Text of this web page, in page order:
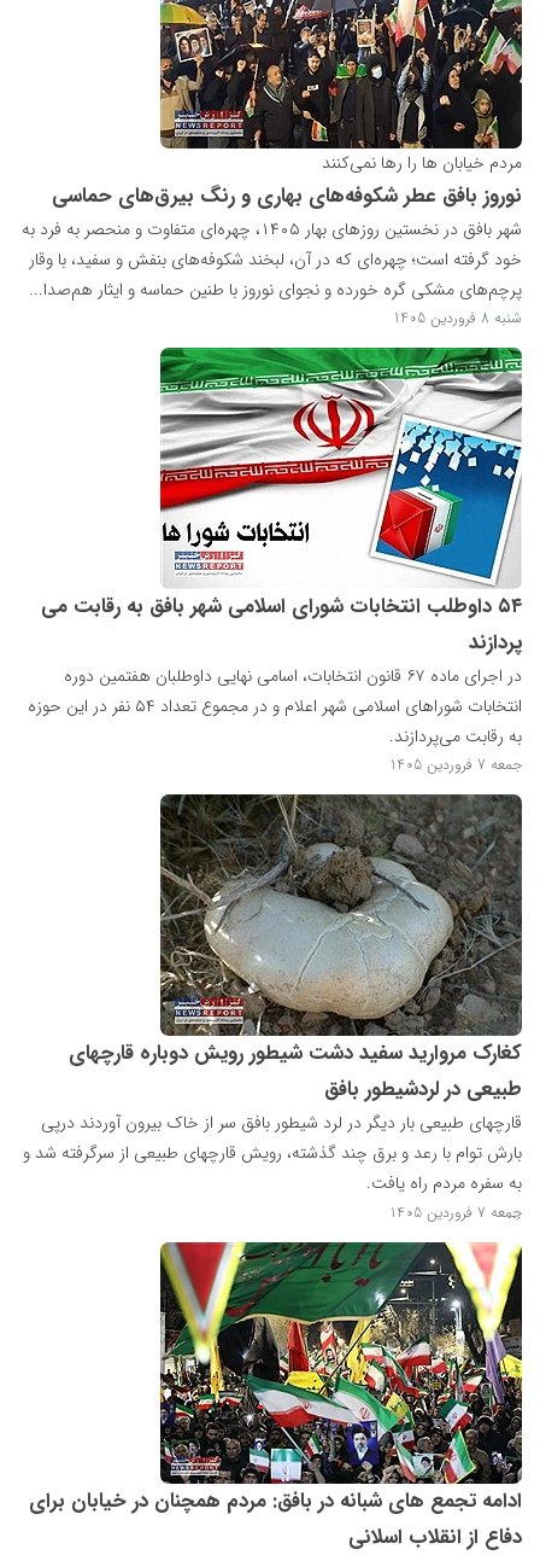
مردم خیابان ها را رها نمی‌کنند
نوروز بافق عطر شکوفه‌های بهاری و رنگ بیرق‌های حماسی
شهر بافق در نخستین روزهای بهار ۱۴۰۵، چهره‌ای متفاوت و منحصر به‌ فرد به
خود گرفته است؛ چهره‌ای که در آن، لبخند شکوفه‌های بنفش و سفید، با وقار
پرچم‌های مشکی گره خورده و نجوای نوروز با طنین حماسه و ایثار هم‌صدا...
شنبه 8 فروردین 1405
۵۴ داوطلب انتخابات شورای اسلامی شهر بافق به رقابت می
پردازند
در اجرای ماده ۶۷ قانون انتخابات، اسامی نهایی داوطلبان هفتمین دوره
انتخابات شوراهای اسلامی شهر اعلام و در مجموع تعداد ۵۴ نفر در این حوزه
به رقابت می‌پردازند.
جمعه 7 فروردین 1405
کغارک مروارید سفید دشت شیطور رویش دوباره قارچهای
طبیعی در لردشیطور بافق
قارچهای طبیعی بار دیگر در لرد شیطور بافق سر از خاک بیرون آوردند درپی
بارش توام با رعد و برق چند گذشته، رویش قارچهای طبیعی از سرگرفته شد و
به سفره مردم راه یافت.
...
جمعه 7 فروردین 1405
ادامه تجمع های شبانه در بافق: مردم همچنان در خیابان برای
دفاع از انقلاب اسلانی